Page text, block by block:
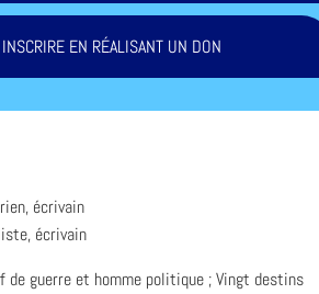
EN RÉALISANT UN DON
écrivain
écrivain
de guerre et homme politique ; Vingt destins